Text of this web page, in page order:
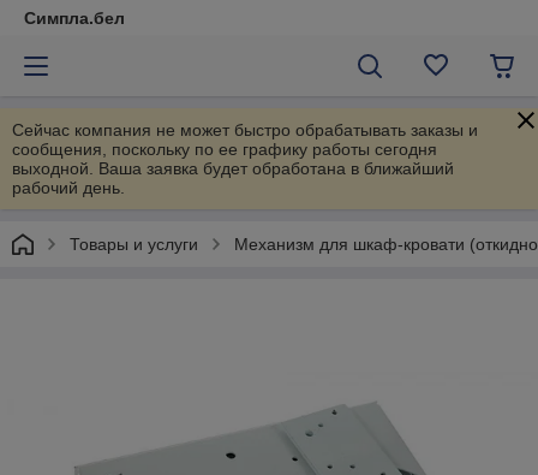
Симпла.бел
Сейчас компания не может быстро обрабатывать заказы и
сообщения, поскольку по ее графику работы сегодня
выходной. Ваша заявка будет обработана в ближайший
рабочий день.
Товары и услуги Механизм для шкаф-кровати